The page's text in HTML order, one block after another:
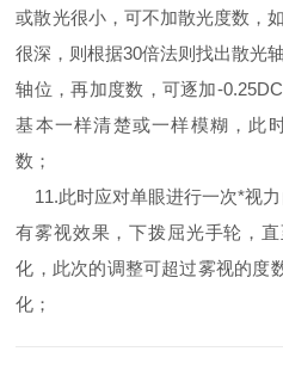
或散光很小，可不加散光度数，
很深，则根据30倍法则找出散光
轴位，再加度数，可逐加-
基本一样清楚或一样模糊，此
数；
11.此时应对单眼进行一次*视
有雾视效果，下拨屈光手轮，
化，此次的调整可超过雾视的度
化；